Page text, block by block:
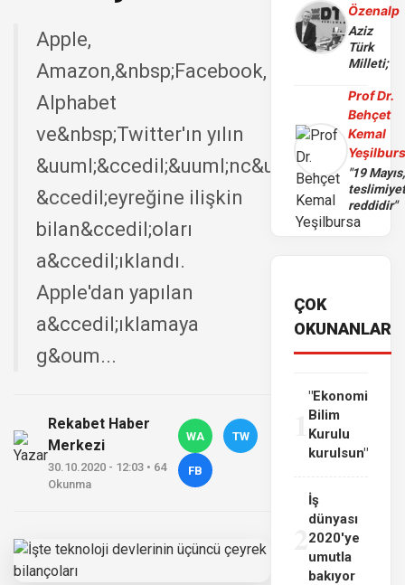
Apple,
Amazon,&nbsp;Facebook,
Alphabet
ve&nbsp;Twitter'ın yılın
&uuml;&ccedil;&uuml;nc&uuml;
&ccedil;eyreğine ilişkin
bilan&ccedil;oları
a&ccedil;ıklandı.
Apple'dan yapılan
a&ccedil;ıklamaya
g&oum...
Rekabet Haber
Merkezi
30.10.2020 - 12:03 • 64
Okunma
WA TW
FB
Özenalp
Aziz
Türk
Milleti;
Prof Dr.
Behçet
Kemal
"19 Mayıs,
reddidir"
ÇOK
OKUNANLAR
"Ekonomi
Bilim
Kurulu
kurulsun"
İş
dünyası
2020'ye
umutla
bakıyor